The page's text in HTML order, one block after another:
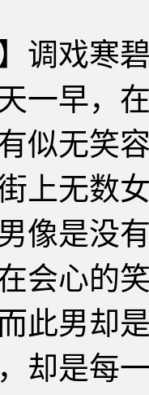
戏寒碧
早，在
似无笑
上无数
像是没
会心的
此男却
却是每